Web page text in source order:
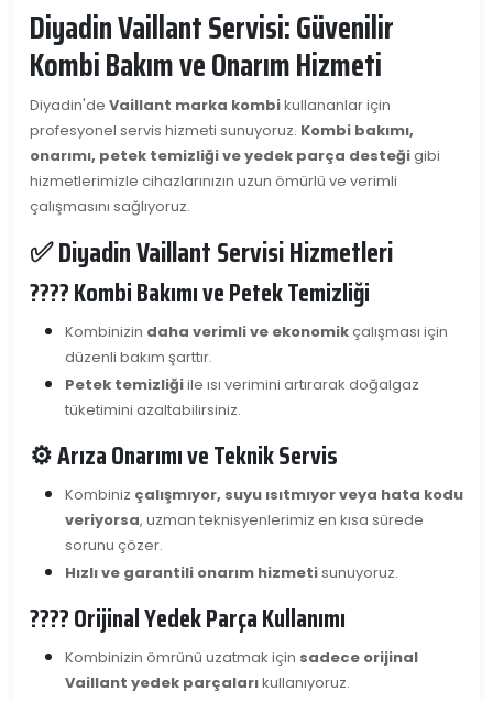
Diyadin Vaillant Servisi: Güvenilir
Kombi Bakım ve Onarım Hizmeti
Diyadin'de Vaillant marka kombikullananlar için
profesyonel servis hizmeti sunuyoruz. Kombi bakımı,
onarımı, petek temizliği ve yedek parça desteğigibi
hizmetlerimizle cihazlarınızın uzun ömürlü ve verimli
çalışmasını sağlıyoruz.
✅ Diyadin Vaillant Servisi Hizmetleri
???? Kombi Bakımı ve Petek Temizliği
Kombinizin daha verimli ve ekonomikçalışması için
düzenli bakım şarttır.
Petek temizliğiile ısı verimini artırarak doğalgaz
tüketimini azaltabilirsiniz.
⚙️ Arıza Onarımı ve Teknik Servis
Kombiniz çalışmıyor, suyu ısıtmıyor veya hata kodu
veriyorsa, uzman teknisyenlerimiz en kısa sürede
sorunu çözer.
Hızlı ve garantili onarım hizmetisunuyoruz.
????️ Orijinal Yedek Parça Kullanımı
Kombinizin ömrünü uzatmak için sadece orijinal
Vaillant yedek parçalarıkullanıyoruz.